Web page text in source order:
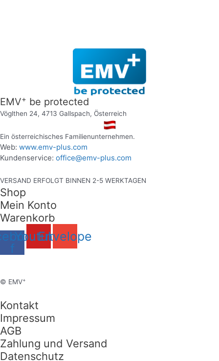
EMV+ be protected
Vöglthen 24, 4713 Gallspach, Österreich
Ein österreichisches Familienunternehmen.
Web: www.emv-plus.com
Kundenservice: office@emv-plus.com
VERSAND ERFOLGT BINNEN 2-5 WERKTAGEN
Shop
Mein Konto
Warenkorb
f
YoutubeEnvelope
© EMV+
Kontakt
Impressum
AGB
Zahlung und Versand
Datenschutz